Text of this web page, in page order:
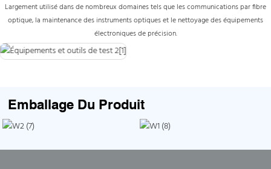
Largement utilisé dans de nombreux domaines tels que les communications par fibre
optique, la maintenance des instruments optiques et le nettoyage des équipements
électroniques de précision.
Emballage Du Produit